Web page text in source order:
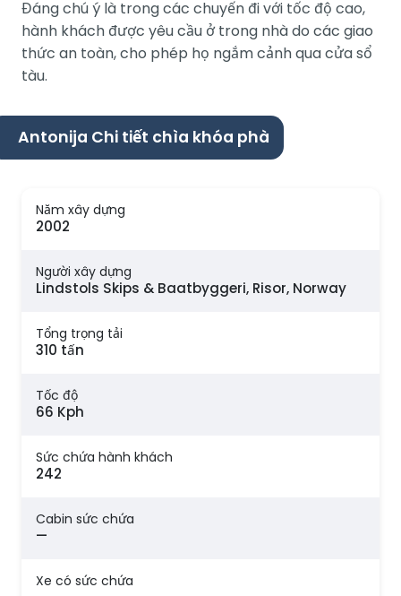
Đáng chú ý là trong các chuyến đi với tốc độ cao,
hành khách được yêu cầu ở trong nhà do các giao
thức an toàn, cho phép họ ngắm cảnh qua cửa sổ
tàu.
Antonija Chi tiết chìa khóa phà
Năm xây dựng
2002
Người xây dựng
Lindstols Skips & Baatbyggeri, Risor, Norway
Tổng trọng tải
310 tấn
Tốc độ
66 Kph
Sức chứa hành khách
242
Cabin sức chứa
—
Xe có sức chứa